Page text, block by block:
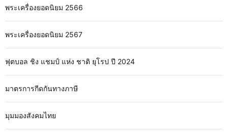
พระเครื่องยอดนิยม 2566
พระเครื่องยอดนิยม 2567
ฟุตบอล ชิง แชมป์ แห่ง ชาติ ยุโรป ปี 2024
มาตรการกีดกันทางภาษี
มุมมองสังคมไทย